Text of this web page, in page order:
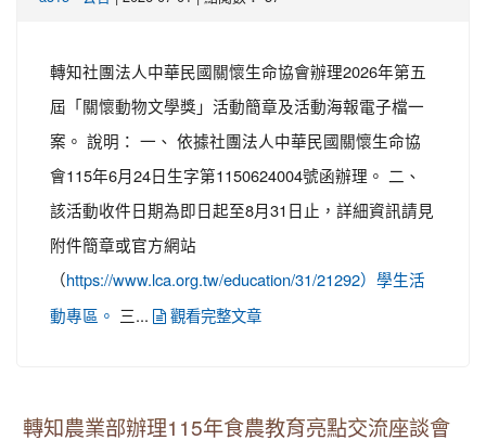
轉知社團法人中華民國關懷生命協會辦理2026年第五
屆「關懷動物文學獎」活動簡章及活動海報電子檔一
案。 說明： 一、 依據社團法人中華民國關懷生命協
會115年6月24日生字第1150624004號函辦理。 二、
該活動收件日期為即日起至8月31日止，詳細資訊請見
附件簡章或官方網站
（ https://www.lca.org.tw/education/31/21292）學生活
動專區。 三... 觀看完整文章
轉知農業部辦理115年食農教育亮點交流座談會